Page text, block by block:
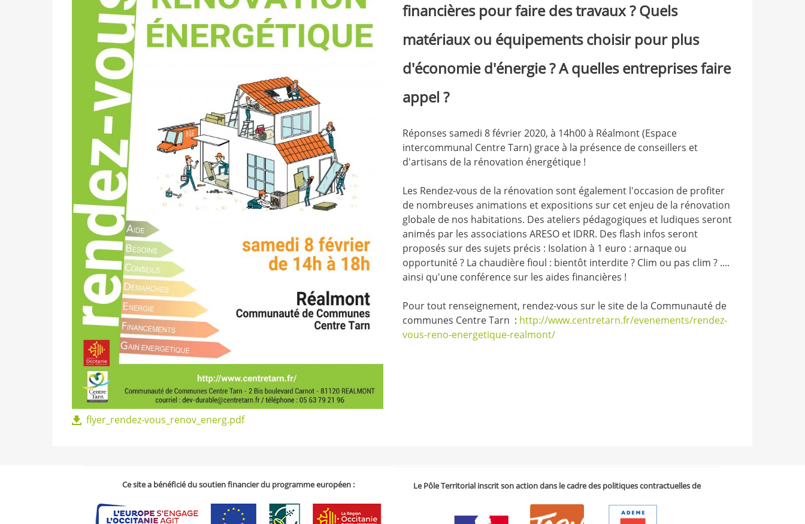
financières pour faire des travaux ? Quels
matériaux ou équipements choisir pour plus
d'économie d'énergie ? A quelles entreprises faire
appel ?
Réponses samedi 8 février 2020, à 14h00 à Réalmont (Espace
intercommunal Centre Tarn) grace à la présence de conseillers et
d'artisans de la rénovation énergétique !
Les Rendez-vous de la rénovation sont également l'occasion de profiter
de nombreuses animations et expositions sur cet enjeu de la rénovation
globale de nos habitations. Des ateliers pédagogiques et ludiques seront
animés par les associations ARESO et IDRR. Des flash infos seront
proposés sur des sujets précis : Isolation à 1 euro : arnaque ou
opportunité ? La chaudière fioul : bientôt interdite ? Clim ou pas clim ? ....
ainsi qu'une conférence sur les aides financières !
Pour tout renseignement, rendez-vous sur le site de la Communauté de
communes Centre Tarn : http://www.centretarn.fr/evenements/rendez-
vous-reno-energetique-realmont/
flyer_rendez-vous_renov_energ.pdf
Ce site a bénéficié du soutien financier du programme européen : Le Pôle Territorial inscrit son action dans le cadre des politiques contractuelles de